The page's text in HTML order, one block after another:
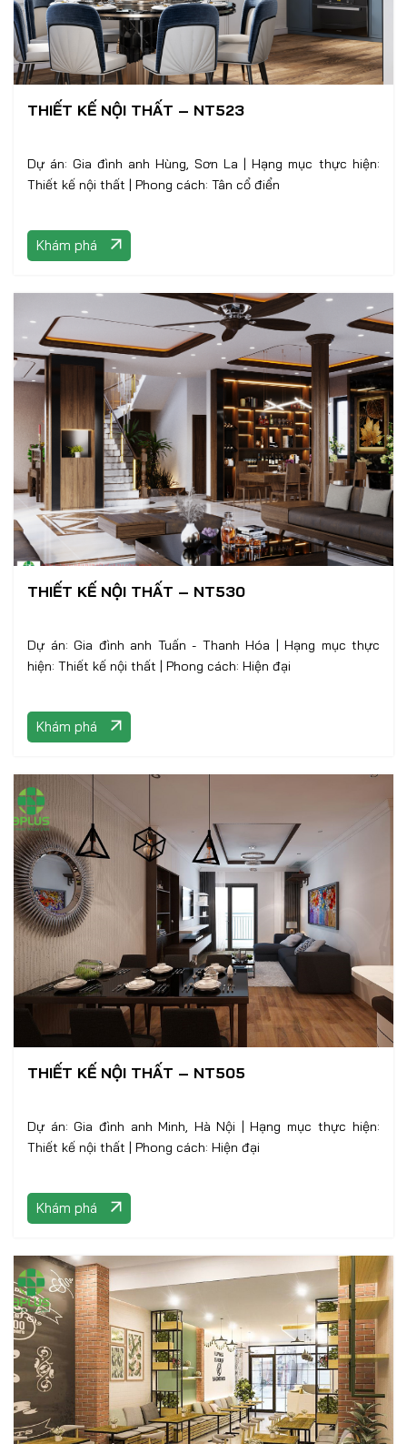
THIẾT KẾ NỘI THẤT – NT523
Dự án: Gia đình anh Hùng, Sơn La | Hạng mục thực hiện:
Thiết kế nội thất | Phong cách: Tân cổ điển
Khám phá
THIẾT KẾ NỘI THẤT – NT530
Dự án: Gia đình anh Tuấn - Thanh Hóa | Hạng mục thực
hiện: Thiết kế nội thất | Phong cách: Hiện đại
Khám phá
THIẾT KẾ NỘI THẤT – NT505
Dự án: Gia đình anh Minh, Hà Nội | Hạng mục thực hiện:
Thiết kế nội thất | Phong cách: Hiện đại
Khám phá